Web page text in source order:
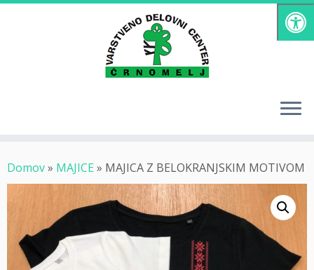
Skoči
Domov» MAJICE» MAJICA Z BELOKRANJSKIM MOTIVOM